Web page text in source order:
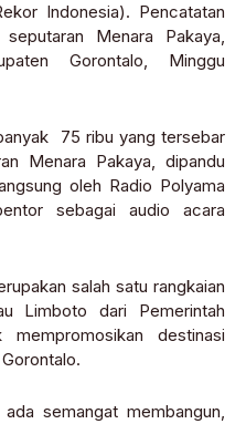
Indonesia). Pencatatan
Menara Pakaya,
Gorontalo, Minggu
75 ribu yang tersebar
Menara Pakaya, dipandu
oleh Radio Polyama
sebagai audio acara
salah satu rangkaian
Limboto dari Pemerintah
mempromosikan destinasi
semangat membangun,